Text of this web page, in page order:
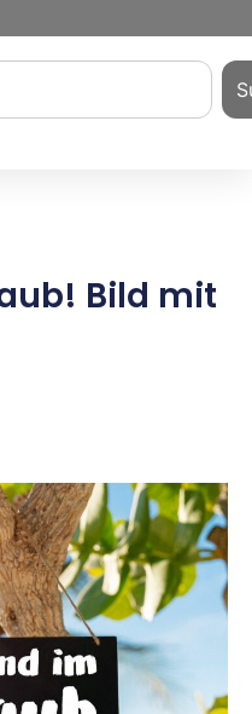
Bild mit